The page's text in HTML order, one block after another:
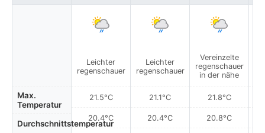
Max.
Temperatur
Durchschnittstemperatur
Leichter
regenschauer
21.5°C
20.4°C
Leichter
regenschauer
21.1°C
20.4°C
Vereinzelte
regenschauer
in der nähe
21.8°C
20.8°C